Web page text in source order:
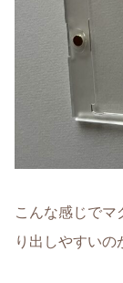
こんな感じでマ
り出しやすいの